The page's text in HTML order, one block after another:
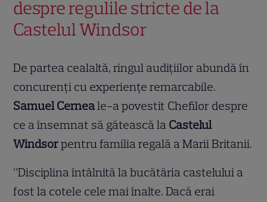
despre regulile stricte de la
Castelul Windsor
De partea cealaltă, ringul audițiilor abundă în
concurenți cu experiențe remarcabile.
Samuel Cerneale-a povestit Chefilor despre
ce a însemnat să gătească la Castelul
Windsorpentru familia regală a Marii Britanii.
”Disciplina întâlnită la bucătăria castelului a
fost la cotele cele mai înalte. Dacă erai